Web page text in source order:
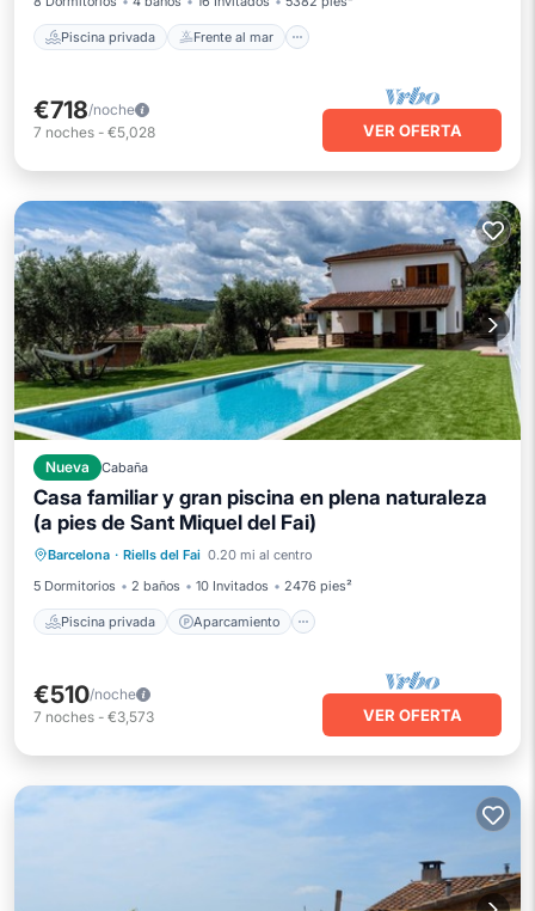
Piscina privada Frente al mar
€718/noche
7 noches - €5,028 VER OFERTA
Nueva Cabaña
Casa familiar y gran piscina en plena naturaleza
(a pies de Sant Miquel del Fai)
Barcelona · Riells del Fai 0.20 mi al centro
5 Dormitorios
2 baños 10 Invitados 2476 pies²
Piscina privada Aparcamiento
Piscina privada
Aparcamiento
Piscina
Vista al mar
€510/noche
7 noches - €3,573 VER OFERTA